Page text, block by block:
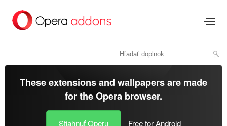
hlavný
These extensions and wallpapers are made
for theOpera browser.
Stiahnuť Operu Free for Android